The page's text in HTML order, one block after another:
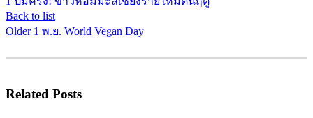
Back to list
Older 1 พ.ย. World Vegan Day
Related Posts